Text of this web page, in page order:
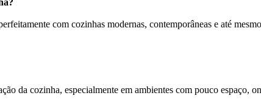
com cozinhas modernas, contemporâneas e até
da cozinha, especialmente em ambientes com pouco espaço,